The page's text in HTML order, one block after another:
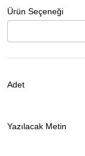
Ürün Seçeneği
Adet
Yazılacak Metin